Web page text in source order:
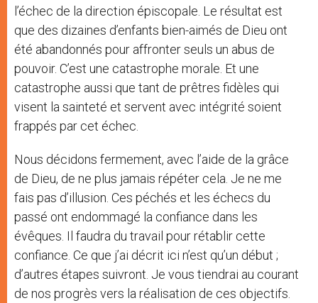
l’échec de la direction épiscopale. Le résultat est
que des dizaines d’enfants bien-aimés de Dieu ont
été abandonnés pour affronter seuls un abus de
pouvoir. C’est une catastrophe morale. Et une
catastrophe aussi que tant de prêtres fidèles qui
visent la sainteté et servent avec intégrité soient
frappés par cet échec.
Nous décidons fermement, avec l’aide de la grâce
de Dieu, de ne plus jamais répéter cela. Je ne me
fais pas d’illusion. Ces péchés et les échecs du
passé ont endommagé la confiance dans les
évêques. Il faudra du travail pour rétablir cette
confiance. Ce que j’ai décrit ici n’est qu’un début ;
d’autres étapes suivront. Je vous tiendrai au courant
de nos progrès vers la réalisation de ces objectifs.